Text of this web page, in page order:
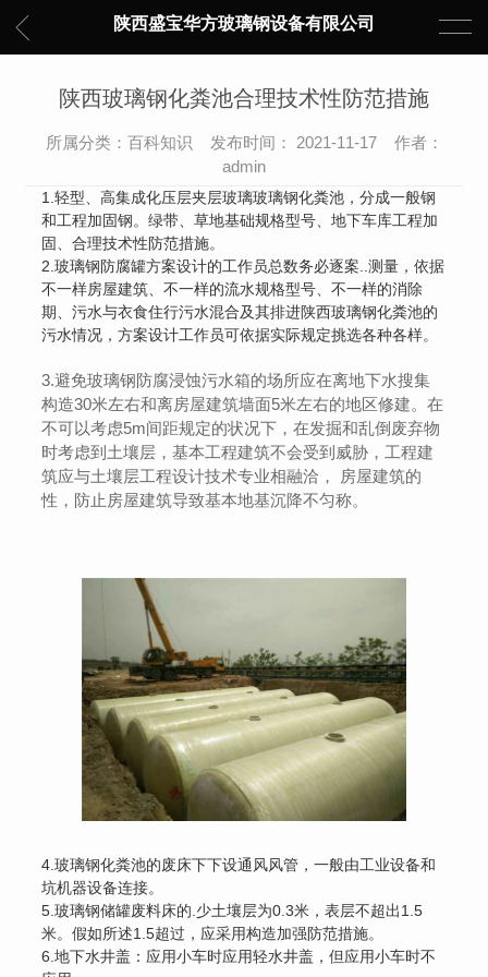
陕西盛宝华方玻璃钢设备有限公司
陕西玻璃钢化粪池合理技术性防范措施
所属分类：百科知识 发布时间： 2021-11-17 作者：
admin
1.轻型、高集成化压层夹层玻璃玻璃钢化粪池，分成一般钢
和工程加固钢。绿带、草地基础规格型号、地下车库工程加
固、合理技术性防范措施。
2.玻璃钢防腐罐方案设计的工作员总数务必逐案..测量，依据
不一样房屋建筑、不一样的流水规格型号、不一样的消除
期、污水与衣食住行污水混合及其排进陕西玻璃钢化粪池的
污水情况，方案设计工作员可依据实际规定挑选各种各样。
3.避免玻璃钢防腐浸蚀污水箱的场所应在离地下水搜集
构造30米左右和离房屋建筑墙面5米左右的地区修建。在
不可以考虑5m间距规定的状况下，在发掘和乱倒废弃物
时考虑到土壤层，基本工程建筑不会受到威胁，工程建
筑应与土壤层工程设计技术专业相融洽， 房屋建筑的
性，防止房屋建筑导致基本地基沉降不匀称。
4.玻璃钢化粪池的废床下下设通风风管，一般由工业设备和
坑机器设备连接。
5.玻璃钢储罐废料床的.少土壤层为0.3米，表层不超出1.5
米。假如所述1.5超过，应采用构造加强防范措施。
6.地下水井盖：应用小车时应用轻水井盖，但应用小车时不